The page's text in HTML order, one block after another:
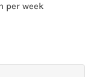
per week